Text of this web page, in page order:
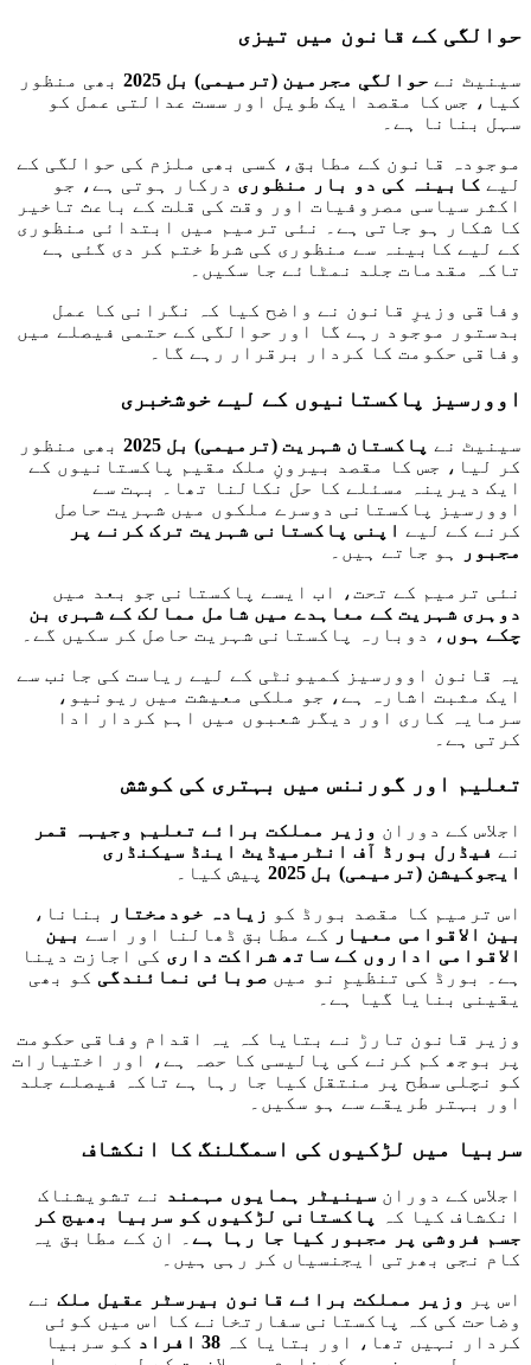
حوالگی کے قانون میں تیزی
سینیٹ نے حوالگیِ مجرمین (ترمیمی) بل 2025
بھی منظور
کیا، جس کا مقصد ایک طویل اور سست عدالتی عمل کو
سہل بنانا ہے۔
موجودہ قانون کے مطابق، کسی بھی ملزم کی حوالگی کے
لیے کابینہ کی دو بار منظوری درکار ہوتی ہے، جو
اکثر سیاسی مصروفیات اور وقت کی قلت کے باعث تاخیر
کا شکار ہو جاتی ہے۔ نئی ترمیم میں ابتدائی منظوری
کے لیے کابینہ سے منظوری کی شرط ختم کر دی گئی ہے
تاکہ مقدمات جلد نمٹائے جا سکیں۔
وفاقی وزیرِ قانون نے واضح کیا کہ نگرانی کا عمل
بدستور موجود رہے گا اور حوالگی کے حتمی فیصلے میں
وفاقی حکومت کا کردار برقرار رہے گا۔
اوورسیز پاکستانیوں کے لیے خوشخبری
سینیٹ نے پاکستان شہریت (ترمیمی) بل 2025
بھی منظور
کر لیا، جس کا مقصد بیرونِ ملک مقیم پاکستانیوں کے
ایک دیرینہ مسئلے کا حل نکالنا تھا۔ بہت سے
اوورسیز پاکستانی دوسرے ملکوں میں شہریت حاصل
کرنے کے لیے اپنی پاکستانی شہریت ترک کرنے پر
مجبور
ہو جاتے ہیں۔
نئی ترمیم کے تحت، اب ایسے پاکستانی جو بعد میں
دوہری شہریت کے معاہدے میں شامل ممالک کے شہری بن
چکے ہوں ، دوبارہ پاکستانی شہریت حاصل کر سکیں گے۔
یہ قانون اوورسیز کمیونٹی کے لیے ریاست کی جانب سے
ایک مثبت اشارہ ہے، جو ملکی معیشت میں ریونیو،
سرمایہ کاری اور دیگر شعبوں میں اہم کردار ادا
کرتی ہے۔
تعلیم اور گورننس میں بہتری کی کوشش
اجلاس کے دوران وزیر مملکت برائے تعلیم وجیہہ قمر
نے فیڈرل بورڈ آف انٹرمیڈیٹ اینڈ سیکنڈری
ایجوکیشن (ترمیمی) بل 2025
پیش کیا۔
اس ترمیم کا مقصد بورڈ کو زیادہ خودمختار
بنانا،
بین الاقوامی معیار
کے مطابق ڈھالنا اور اسے بین
الاقوامی اداروں کے ساتھ شراکت داری کی اجازت دینا
ہے۔ بورڈ کی تنظیمِ نو میں صوبائی نمائندگی کو بھی
یقینی بنایا گیا ہے۔
وزیر قانون تارڑ نے بتایا کہ یہ اقدام وفاقی حکومت
پر بوجھ کم کرنے کی پالیسی کا حصہ ہے، اور اختیارات
کو نچلی سطح پر منتقل کیا جا رہا ہے تاکہ فیصلے جلد
اور بہتر طریقے سے ہو سکیں۔
سربیا میں لڑکیوں کی اسمگلنگ کا انکشاف
اجلاس کے دوران سینیٹر ہمایوں مہمند نے تشویشناک
انکشاف کیا کہ
پاکستانی لڑکیوں کو سربیا بھیج کر
جسم فروشی پر مجبور کیا جا رہا ہے ۔ ان کے مطابق یہ
کام نجی بھرتی ایجنسیاں کر رہی ہیں۔
اس پر
وزیر مملکت برائے قانون بیرسٹر عقیل ملک نے
وضاحت کی کہ پاکستانی سفارتخانے کا اس میں کوئی
کردار نہیں تھا، اور بتایا کہ 38 افراد
کو سربیا